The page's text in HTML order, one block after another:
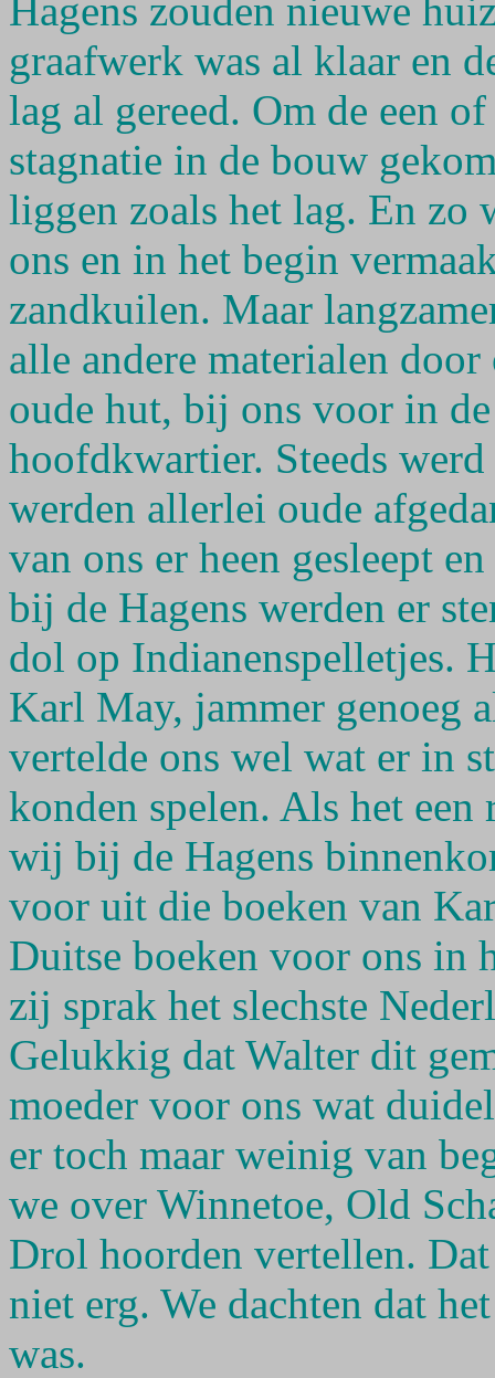
Hagens zouden nieuwe
graafwerk was al klaar en
lag al gereed. Om de een
stagnatie in de bouw
liggen zoals het lag. En zo
ons en in het begin
zandkuilen. Maar
alle andere materialen
oude hut, bij ons voor in
hoofdkwartier. Steeds
werden allerlei oude
van ons er heen gesleept
bij de Hagens werden er
dol op Indianenspelletjes.
Karl May, jammer genoeg
vertelde ons wel wat er in
konden spelen. Als het een
wij bij de Hagens
voor uit die boeken van
Duitse boeken voor ons in
zij sprak het slechste
Gelukkig dat Walter dit
moeder voor ons wat
er toch maar weinig van
we over Winnetoe, Old
Drol hoorden vertellen.
niet erg. We dachten dat
was.